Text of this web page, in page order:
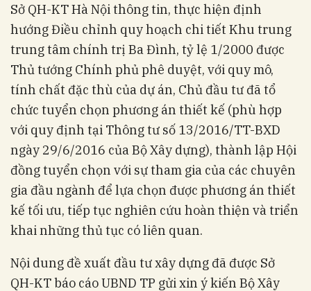
Sở QH-KT Hà Nội thông tin, thực hiện định
hướng Điều chỉnh quy hoạch chi tiết Khu trung
trung tâm chính trị Ba Đình, tỷ lệ 1/2000 được
Thủ tướng Chính phủ phê duyệt, với quy mô,
tính chất đặc thù của dự án, Chủ đầu tư đã tổ
chức tuyển chọn phương án thiết kế (phù hợp
với quy định tại Thông tư số 13/2016/TT-BXD
ngày 29/6/2016 của Bộ Xây dựng), thành lập Hội
đồng tuyển chọn với sự tham gia của các chuyên
gia đầu ngành để lựa chọn được phương án thiết
kế tối ưu, tiếp tục nghiên cứu hoàn thiện và triển
khai những thủ tục có liên quan.
Nội dung đề xuất đầu tư xây dựng đã được Sở
QH-KT báo cáo UBND TP gửi xin ý kiến Bộ Xây